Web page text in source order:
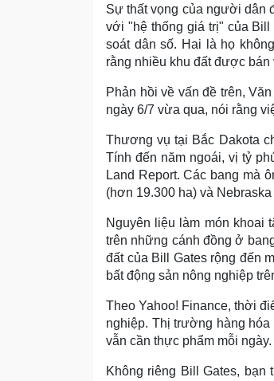
Sự thất vọng của người dân
với "hệ thống giá trị" của
soát dân số. Hai là họ
rằng nhiều khu đất được
Phản hồi về vấn đề trên,
ngày 6/7 vừa qua, nói rằng
Thương vụ tại Bắc Dakota
Tính đến năm ngoái, vị tỷ
Land Report. Các bang mà
(hơn 19.300 ha) và
Nguyên liệu làm món khoai
trên những cánh đồng ở
đất của Bill Gates rộng đến
bất động sản nông nghiệp
Theo Yahoo! Finance, thời
nghiệp. Thị trường hàng
vẫn cần thực phẩm mỗi
Không riêng Bill Gates, bạn